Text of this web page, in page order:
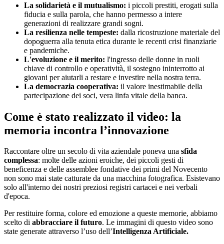
La solidarietà e il mutualismo: i piccoli prestiti, erogati sulla
fiducia e sulla parola, che hanno permesso a intere
generazioni di realizzare grandi sogni.
La resilienza nelle tempeste: dalla ricostruzione materiale del
dopoguerra alla tenuta etica durante le recenti crisi finanziarie
e pandemiche.
L'evoluzione e il merito: l'ingresso delle donne in ruoli
chiave di controllo e operatività, il sostegno ininterrotto ai
giovani per aiutarli a restare e investire nella nostra terra.
La democrazia cooperativa: il valore inestimabile della
partecipazione dei soci, vera linfa vitale della banca.
Come è stato realizzato il video: la
memoria incontra l’innovazione
Raccontare oltre un secolo di vita aziendale poneva una sfida
complessa: molte delle azioni eroiche, dei piccoli gesti di
beneficenza e delle assemblee fondative dei primi del Novecento
non sono mai state catturate da una macchina fotografica. Esistevano
solo all'interno dei nostri preziosi registri cartacei e nei verbali
d'epoca.
Per restituire forma, colore ed emozione a queste memorie, abbiamo
scelto di abbracciare il futuro. Le immagini di questo video sono
state generate attraverso l’uso dell’Intelligenza Artificiale.